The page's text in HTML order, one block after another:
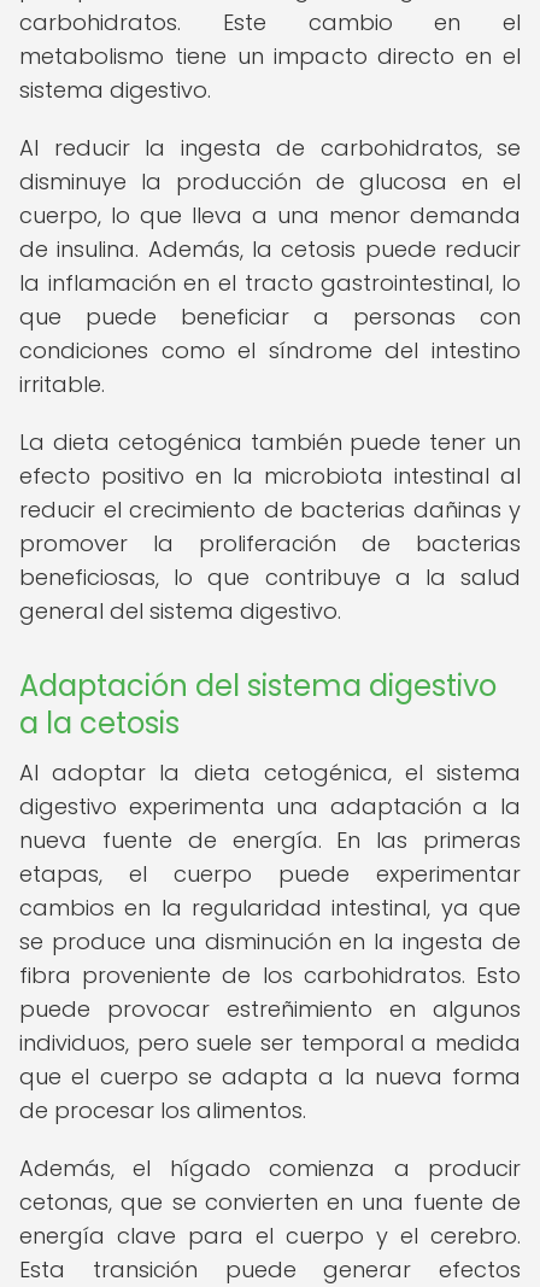
carbohidratos. Este cambio en el
metabolismo tiene un impacto directo en el
sistema digestivo.
Al reducir la ingesta de carbohidratos, se
disminuye la producción de glucosa en el
cuerpo, lo que lleva a una menor demanda
de insulina. Además, la cetosis puede reducir
la inflamación en el tracto gastrointestinal, lo
que puede beneficiar a personas con
condiciones como el síndrome del intestino
irritable.
La dieta cetogénica también puede tener un
efecto positivo en la microbiota intestinal al
reducir el crecimiento de bacterias dañinas y
promover la proliferación de bacterias
beneficiosas, lo que contribuye a la salud
general del sistema digestivo.
Adaptación del sistema digestivo
a la cetosis
Al adoptar la dieta cetogénica, el sistema
digestivo experimenta una adaptación a la
nueva fuente de energía. En las primeras
etapas, el cuerpo puede experimentar
cambios en la regularidad intestinal, ya que
se produce una disminución en la ingesta de
fibra proveniente de los carbohidratos. Esto
puede provocar estreñimiento en algunos
individuos, pero suele ser temporal a medida
que el cuerpo se adapta a la nueva forma
de procesar los alimentos.
Además, el hígado comienza a producir
cetonas, que se convierten en una fuente de
energía clave para el cuerpo y el cerebro.
Esta transición puede generar efectos